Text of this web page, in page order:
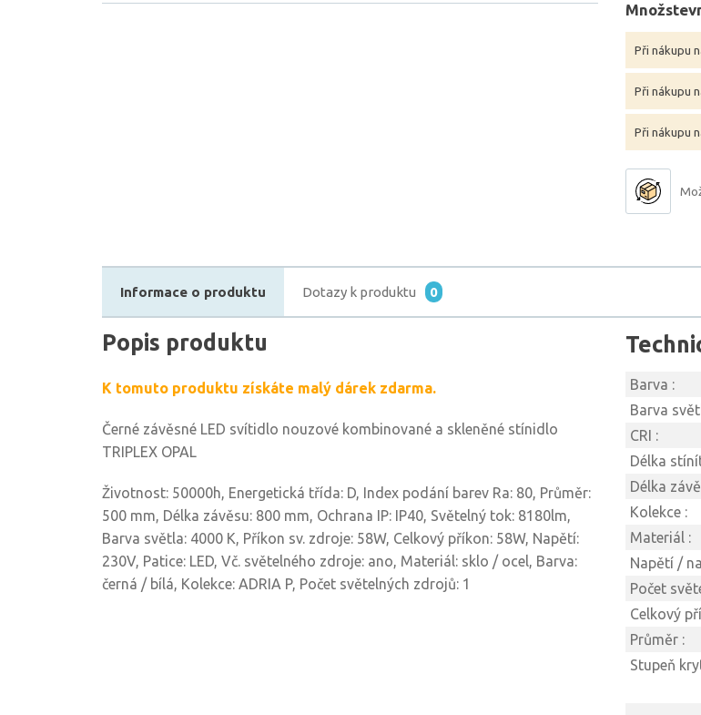
Při nákupu
Při nákupu
Při nákupu
Informace o produktu Dotazy k produktu 0
Popis produktu
K tomuto produktu získáte malý dárek zdarma.
Černé závěsné LED svítidlo nouzové kombinované a skleněné stínidlo
TRIPLEX OPAL
Životnost: 50000h, Energetická třída: D, Index podání barev Ra: 80, Průměr:
500 mm, Délka závěsu: 800 mm, Ochrana IP: IP40, Světelný tok: 8180lm,
Barva světla: 4000 K, Příkon sv. zdroje: 58W, Celkový příkon: 58W, Napětí:
230V, Patice: LED, Vč. světelného zdroje: ano, Materiál: sklo / ocel, Barva:
černá / bílá, Kolekce: ADRIA P, Počet světelných zdrojů: 1
Barva :
Barva
CRI :
Délka
Délka
Kolekce :
Materiál :
Napětí /
Počet
Celkový
Průměr :
Stupeň